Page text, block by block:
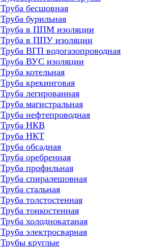
Труба бесшовная
Труба бурильная
Труба в ППМ изоляции
Труба в ППУ изоляции
Труба ВГП водогазопроводная
Труба ВУС изоляции
Труба котельная
Труба крекинговая
Труба легированная
Труба магистральная
Труба нефтепроводная
Труба НКВ
Труба НКТ
Труба обсадная
Труба оребренная
Труба профильная
Труба спиралешовная
Труба стальная
Труба толстостенная
Труба тонкостенная
Труба холоднокатаная
Труба электросварная
Трубы круглые